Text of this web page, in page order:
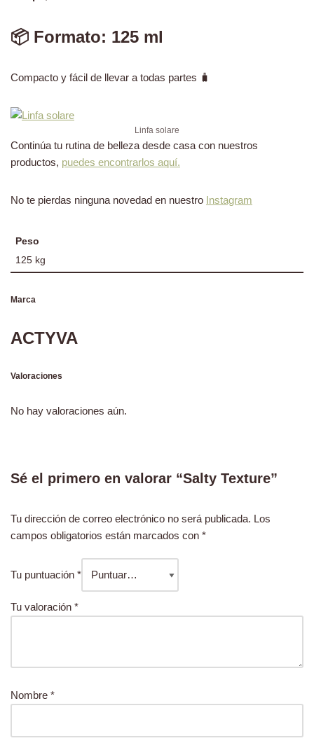
📦 Formato: 125 ml
Compacto y fácil de llevar a todas partes 🧳
Linfa solare
Continúa tu rutina de belleza desde casa con nuestros
productos, puedes encontrarlos aquí.
No te pierdas ninguna novedad en nuestro Instagram
Peso
125 kg
Marca
ACTYVA
Valoraciones
No hay valoraciones aún.
Sé el primero en valorar “Salty Texture”
Tu dirección de correo electrónico no será publicada. Los
campos obligatorios están marcados con *
Tu puntuación *
Tu valoración *
Nombre *